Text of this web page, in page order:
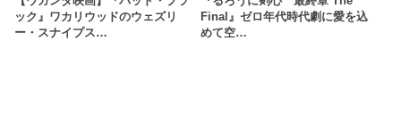
ック』ワカリウッドのウェズリ
ー・スナイプス…
Final』ゼロ年代時代劇に愛を込
めて空…